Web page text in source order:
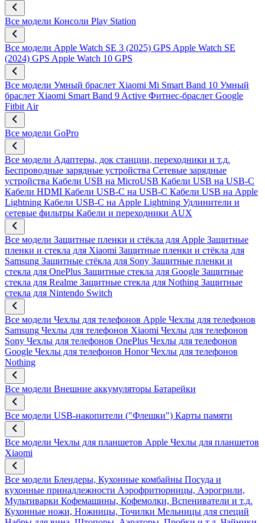
Все модели Консоли Play Station
Все модели Apple Watch SE 3 (2025) GPS Apple Watch SE
(2024) GPS Apple Watch 10 GPS
Все модели Умный браслет Xiaomi Mi Smart Band 10 Умный
браслет Xiaomi Smart Band 9 Active Фитнес-браслет Google
Fitbit Air
Все модели GoPro
Все модели Адаптеры, док станции, переходники и т.д.
Беспроводные зарядные устройства Сетевые зарядные
устройства Кабели USB на MicroUSB Кабели USB на USB-C
Кабели HDMI Кабели USB-C на USB-C Кабели USB на Apple
Lightning Кабели USB-C на Apple Lightning Удлинители и
сетевые фильтры Кабели и переходники AUX
Все модели Защитные пленки и стёкла для Apple Защитные
пленки и стекла для Xiaomi Защитные пленки и стёкла для
Samsung Защитные стёкла для Sony Защитные пленки и
стекла для OnePlus Защитные стекла для Google Защитные
стекла для Realme Защитные стекла для Nothing Защитные
стекла для Nintendo Switch
Все модели Чехлы для телефонов Apple Чехлы для телефонов
Samsung Чехлы для телефонов Xiaomi Чехлы для телефонов
Sony Чехлы для телефонов OnePlus Чехлы для телефонов
Google Чехлы для телефонов Honor Чехлы для телефонов
Nothing
Все модели Внешние аккумуляторы Батарейки
Все модели USB-накопители ("Флешки") Карты памяти
Все модели Чехлы для планшетов Apple Чехлы для планшетов
Xiaomi
Все модели Блендеры, Кухонные комбайны Посуда и
кухонные принадлежности Аэрофритюрницы, Аэрогрили,
Мультиварки Кофемашины, Кофемолки, Вспениватели и т.д.
Кухонные ножи, Ножницы, Точилки Мельницы для специй